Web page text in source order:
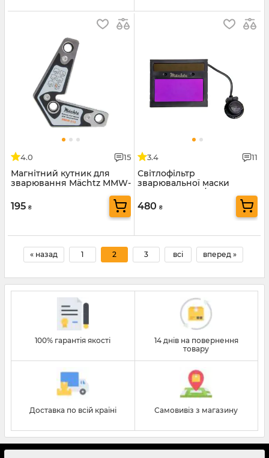
4.0 15
Магнітний кутник для
зварювання Mächtz MMW-
195 ₴
3.4 11
Світлофільтр
зварювальної маски
Mächtz MWH-2/104
480 ₴
« назад 1 2 3 всі вперед »
100% гарантія якості
14 днів на повернення
товару
Доставка по всій країні Самовивіз з магазину